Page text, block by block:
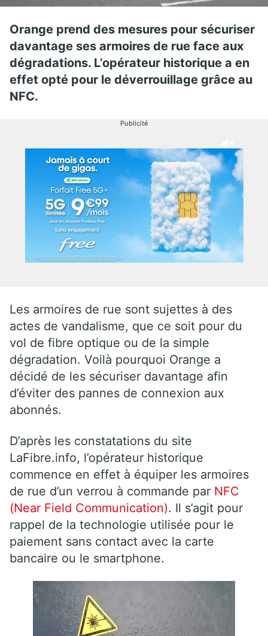
Orange prend des mesures pour sécuriser
davantage ses armoires de rue face aux
dégradations. L’opérateur historique a en
effet opté pour le déverrouillage grâce au
NFC.
Publicité
Les armoires de rue sont sujettes à des
actes de vandalisme, que ce soit pour du
vol de fibre optique ou de la simple
dégradation. Voilà pourquoi Orange a
décidé de les sécuriser davantage afin
d’éviter des pannes de connexion aux
abonnés.
D’après les constatations du site
LaFibre.info, l’opérateur historique
commence en effet à équiper les armoires
de rue d’un verrou à commande par NFC
(Near Field Communication). Il s’agit pour
rappel de la technologie utilisée pour le
paiement sans contact avec la carte
bancaire ou le smartphone.